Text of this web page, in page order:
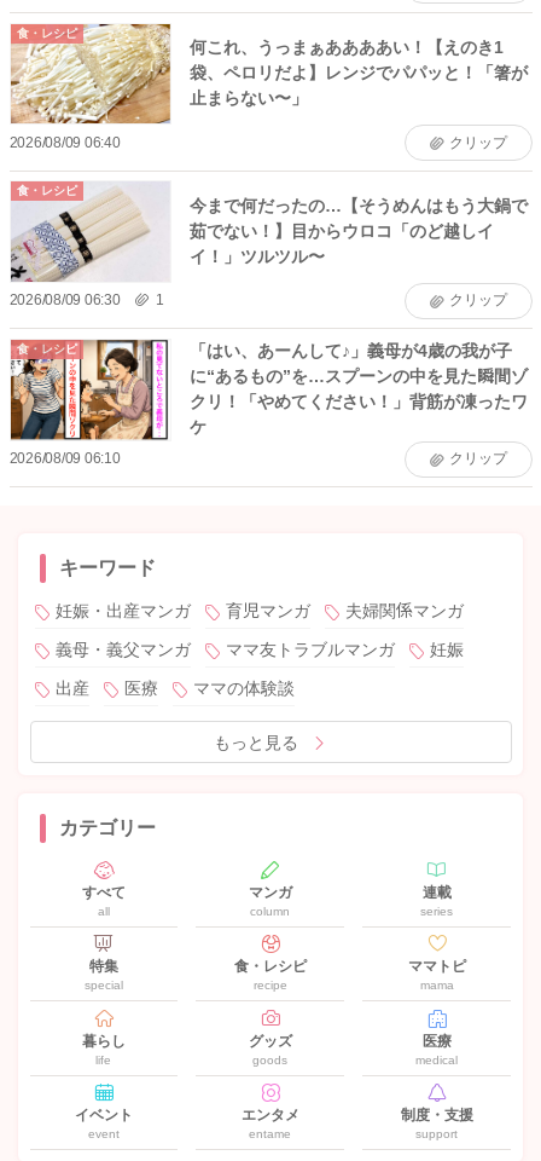
食・レシピ
何これ、うっまぁああああい！【えのき1
袋、ペロリだよ】レンジでパパッと！「箸が
止まらない〜」
2026/08/09 06:40 クリップ
食・レシピ
今まで何だったの…【そうめんはもう大鍋で
茹でない！】目からウロコ「のど越しイ
イ！」ツルツル〜
2026/08/09 06:30 1 クリップ
食・レシピ
「はい、あーんして♪」義母が4歳の我が子
に“あるもの”を…スプーンの中を見た瞬間ゾ
クリ！「やめてください！」背筋が凍ったワ
ケ
2026/08/09 06:10 クリップ
キーワード
妊娠・出産マンガ 育児マンガ
夫婦関係マンガ
義母・義父マンガ
ママ友トラブルマンガ
妊娠
出産
医療 ママの体験談
もっと見る
カテゴリー
すべて
all
マンガ
column
連載
series
特集
special
食・レシピ
recipe
ママトピ
mama
暮らし
life
グッズ
goods
医療
medical
イベント
event
エンタメ
entame
制度・支援
support